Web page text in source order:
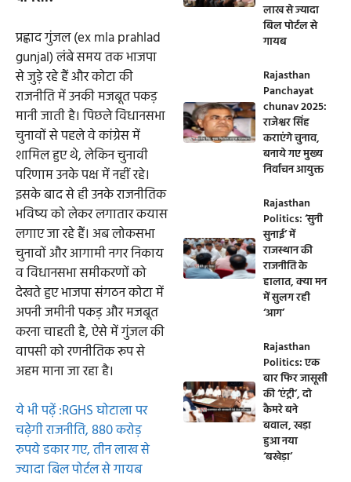
प्रह्लाद गुंजल (ex mla prahlad
gunjal) लंबे समय तक भाजपा
से जुड़े रहे हैं और कोटा की
राजनीति में उनकी मजबूत पकड़
मानी जाती है। पिछले विधानसभा
चुनावों से पहले वे कांग्रेस में
शामिल हुए थे, लेकिन चुनावी
परिणाम उनके पक्ष में नहीं रहे।
इसके बाद से ही उनके राजनीतिक
भविष्य को लेकर लगातार कयास
लगाए जा रहे हैं। अब लोकसभा
चुनावों और आगामी नगर निकाय
व विधानसभा समीकरणों को
देखते हुए भाजपा संगठन कोटा में
अपनी जमीनी पकड़ और मजबूत
करना चाहती है, ऐसे में गुंजल की
वापसी को रणनीतिक रूप से
अहम माना जा रहा है।
ये भी पढ़ें :RGHS घोटाला पर
चढ़ेगी राजनीति, 880 करोड़
रुपये डकार गए, तीन लाख से
ज्यादा बिल पोर्टल से गायब
लाख से ज्यादा
बिल पोर्टल से
गायब
Rajasthan
Panchayat
chunav 2025:
राजेश्वर सिंह
कराएंगे चुनाव,
बनाये गए मुख्य
निर्वाचन आयुक्त
Rajasthan
Politics: ‘सुनी
सुनाई’ में
राजस्थान की
राजनीति के
हालात, क्या मन
में सुलग रही
‘आग’
Rajasthan
Politics: एक
बार फिर जासूसी
की ‘एंट्री’, दो
कैमरे बने
बवाल, खड़ा
हुआ नया
‘बखेड़ा’